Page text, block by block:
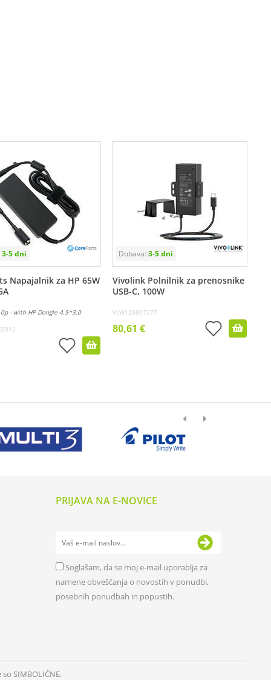
Napajalnik za HP 65W
- with HP Dongle 4.5*3.0
Vivolink Polnilnik za prenosnike
USB-C, 100W
VLW128807277
80,61 €
PRIJAVA NA E-NOVICE
Soglašam, da se moj e-mail uporablja za
namene obveščanja o novostih v ponudbi,
posebnih ponudbah in popustih.
SIMBOLIČNE.